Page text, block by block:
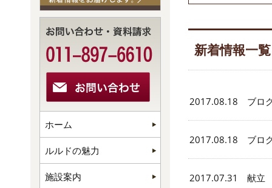
新着情報一覧
2017.08.18 ブロ
2017.08.18 ブロ
2017.07.31 献立
ホーム
ルルドの魅力
施設案内